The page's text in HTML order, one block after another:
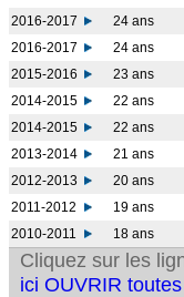
2016-2017
24 ans
2016-2017
24 ans
2015-2016
23 ans
2014-2015
22 ans
2014-2015
22 ans
2013-2014
21 ans
2012-2013
20 ans
2011-2012
19 ans
2010-2011
18 ans
Cliquez sur les
ici OUVRIR